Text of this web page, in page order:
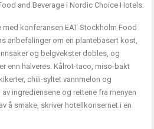
and Beverage i Nordic Choice Hotels.
konferansen EAT Stockholm Food
anbefalinger om en plantebasert kost,
og belgvekster dobles, og
enn halveres. Kålrot-taco, miso-bakt
chili-syltet vannmelon og
ingrediensene og rettene fra menyen
å smake, skriver hotellkonsernet i en